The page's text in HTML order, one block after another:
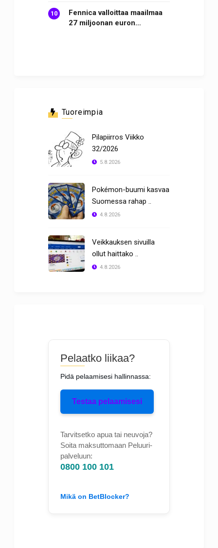
Fennica valloittaa maailmaa
27 miljoonan euron…
Tuoreimpia
Pilapiirros Viikko
32/2026
5.8.2026
Pokémon-buumi kasvaa
Suomessa rahap ..
4.8.2026
Veikkauksen sivuilla
ollut haittako ..
4.8.2026
Pelaatko liikaa?
Pidä pelaamisesi hallinnassa:
Testaa pelaamisesi
Tarvitsetko apua tai neuvoja?
Soita maksuttomaan Peluuri-
palveluun:
0800 100 101
Mikä on BetBlocker?